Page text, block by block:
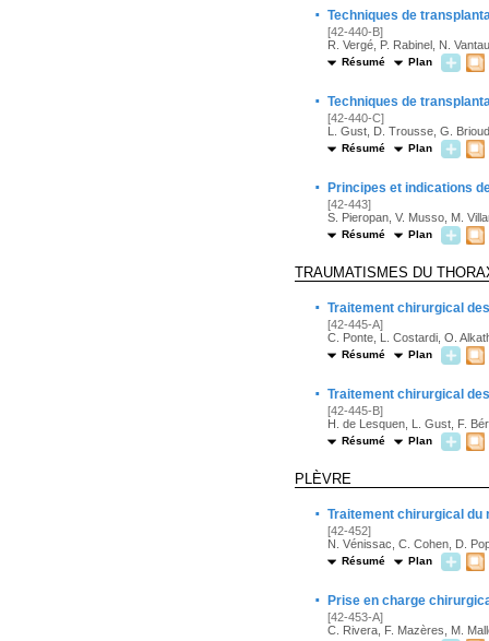
· Techniques de
[42-440-B]
R. Vergé, P. Rabinel, N.
Résumé Plan
· Techniques de
[42-440-C]
L. Gust, D. Trousse, G.
Résumé Plan
· Principes et indications
[42-443]
S. Pieropan, V. Musso, M.
Résumé Plan
TRAUMATISMES DU
· Traitement chirurgical
[42-445-A]
C. Ponte, L. Costardi, O.
Résumé Plan
· Traitement chirurgical
[42-445-B]
H. de Lesquen, L. Gust, F.
Résumé Plan
PLÈVRE
· Traitement chirurgical du
[42-452]
N. Vénissac, C. Cohen, D.
Résumé Plan
· Prise en charge
[42-453-A]
C. Rivera, F. Mazères, M.